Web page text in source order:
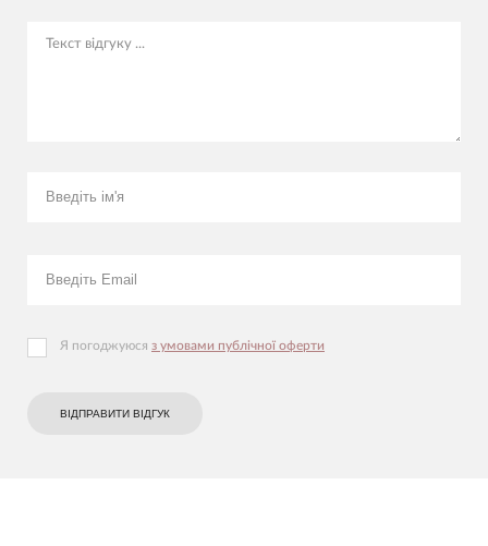
Я погоджуюся з умовами публічної оферти
ВІДПРАВИТИ ВІДГУК